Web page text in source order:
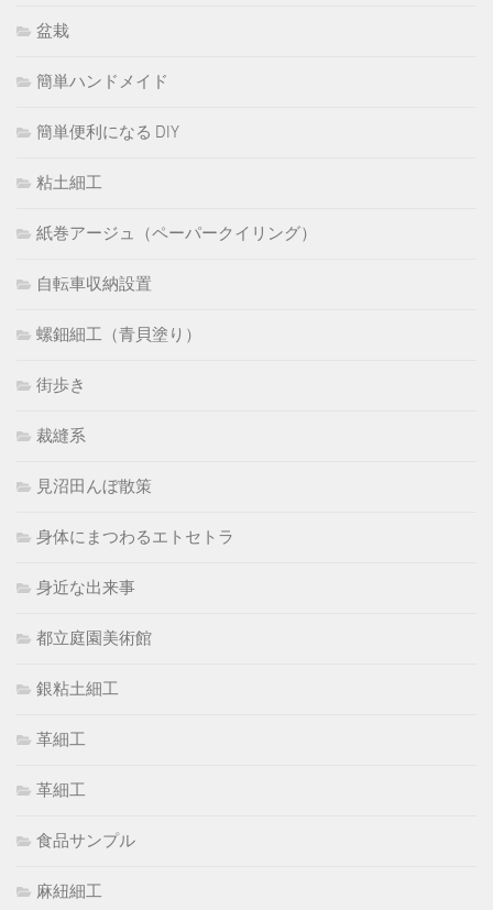
盆栽
簡単ハンドメイド
簡単便利になる DIY
粘土細工
紙巻アージュ（ペーパークイリング）
自転車収納設置
螺鈿細工（青貝塗り）
街歩き
裁縫系
見沼田んぼ散策
身体にまつわるエトセトラ
身近な出来事
都立庭園美術館
銀粘土細工
革細工
革細工
食品サンプル
麻紐細工